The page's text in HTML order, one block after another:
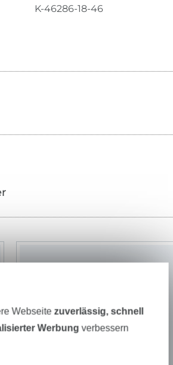
K-46286-18-46
Webseite zuverlässig, schnell
Werbung verbessern